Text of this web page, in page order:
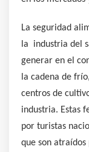
La seguridad
la industria del
generar en el
la cadena de
centros de
industria. Estas
por turistas
que son